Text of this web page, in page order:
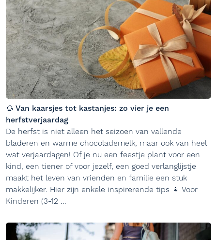
🌰 Van kaarsjes tot kastanjes: zo vier je een
herfstverjaardag
De herfst is niet alleen het seizoen van vallende
bladeren en warme chocolademelk, maar ook van heel
wat verjaardagen! Of je nu een feestje plant voor een
kind, een tiener of voor jezelf, een goed verlanglijstje
maakt het leven van vrienden en familie een stuk
makkelijker. Hier zijn enkele inspirerende tips 👧 Voor
Kinderen (3-12 ...